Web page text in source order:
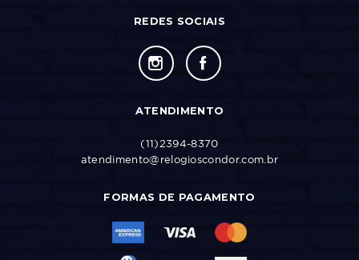
FORMAS DE PAGAMENTO
REDES SOCIAIS
ATENDIMENTO
(11)2394-8370
atendimento@relogioscondor.com.br